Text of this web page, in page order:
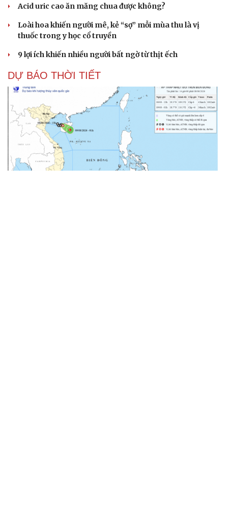
Acid uric cao ăn măng chua được không?
Loài hoa khiến người mê, kẻ “sợ” mỗi mùa thu là vị
thuốc trong y học cổ truyền
9 lợi ích khiến nhiều người bất ngờ từ thịt ếch
DỰ BÁO THỜI TIẾT